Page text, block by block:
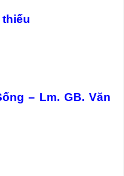
– Lm. GB. Văn